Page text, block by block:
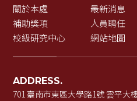
關於本處 最新消息
補助獎項
人員聘任
校級研究中心
網站地圖
ADDRESS.
701 臺南市東區大學路1號 雲平大